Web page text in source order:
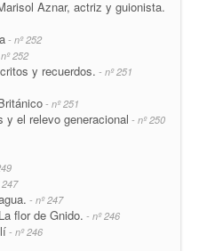
Aznar, actriz y guionista.
- nº 252
252
y recuerdos. - nº 251
- nº 251
y el relevo generacional - nº 250
247
- nº 247
flor de Gnido. - nº 246
- nº 246